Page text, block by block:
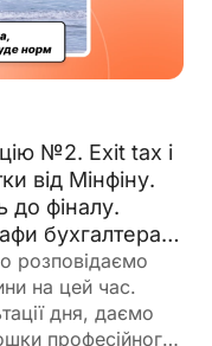
№2. Exit tax і
від Мінфіну.
до фіналу.
бухгалтерам
від 07.08.2026
розповідаємо
на цей час.
дня, даємо
професійного